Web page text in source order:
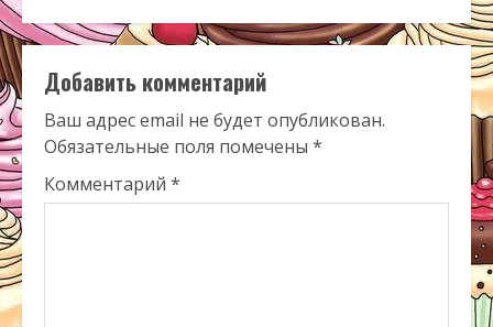
Добавить комментарий
Ваш адрес email не будет опубликован.
Обязательные поля помечены *
Комментарий *